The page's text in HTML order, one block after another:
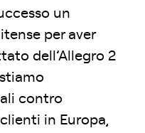
un
per aver
dell’Allegro 2
contro
in Europa,